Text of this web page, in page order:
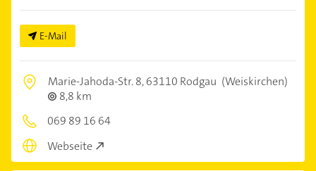
E-Mail
Marie-Jahoda-Str. 8,63110 Rodgau (Weiskirchen)
8,8 km
069 89 16 64
Webseite